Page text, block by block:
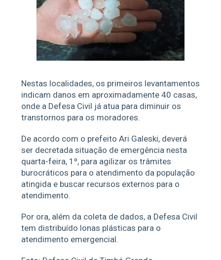
Nestas localidades, os primeiros levantamentos
indicam danos em aproximadamente 40 casas,
onde a Defesa Civil já atua para diminuir os
transtornos para os moradores.
De acordo com o prefeito Ari Galeski, deverá
ser decretada situação de emergência nesta
quarta-feira, 1º, para agilizar os trâmites
burocráticos para o atendimento da população
atingida e buscar recursos externos para o
atendimento.
Por ora, além da coleta de dados, a Defesa Civil
tem distribuído lonas plásticas para o
atendimento emergencial.